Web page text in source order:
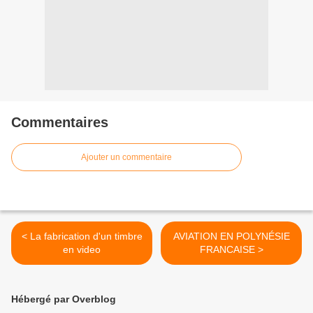
Commentaires
Ajouter un commentaire
< La fabrication d'un timbre
en video
AVIATION EN POLYNÉSIE
FRANCAISE >
Hébergé par Overblog